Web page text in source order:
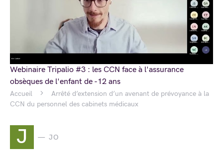
Accueil
Arrêté d’extension d’un avenant de prévoyance à la
CCN du personnel des cabinets médicaux
J JO
Webinaire Tripalio #3 : les CCN face à l'assurance
obsèques de l'enfant de -12 ans